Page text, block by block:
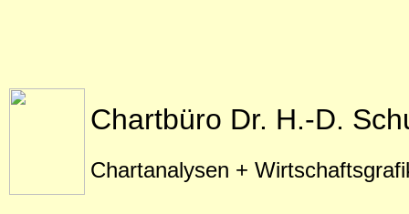
Chartbüro Dr. H.-D.
Chartanalysen +